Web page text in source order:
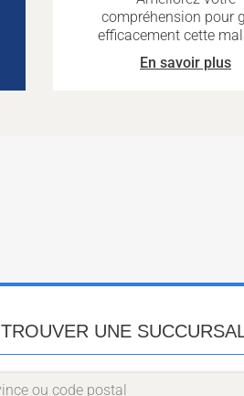
compréhension pour
efficacement cette
En savoir plus
TROUVER UNE